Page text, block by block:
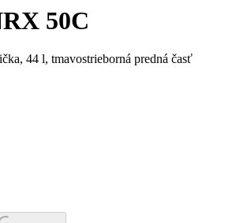
50C
44 l, tmavostrieborná predná časť